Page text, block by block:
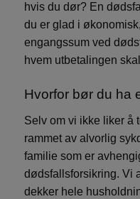
hvis du dør? En
du er glad i
engangssum ved
hvem utbetalingen
Hvorfor bør du ha
Selv om vi ikke liker å
rammet av alvorlig
familie som er
dødsfallsforsikring. Vi
dekker hele